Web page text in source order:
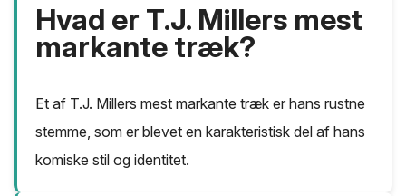
Hvad er T.J. Millers mest
markante træk?
Et af T.J. Millers mest markante træk er hans rustne
stemme, som er blevet en karakteristisk del af hans
komiske stil og identitet.